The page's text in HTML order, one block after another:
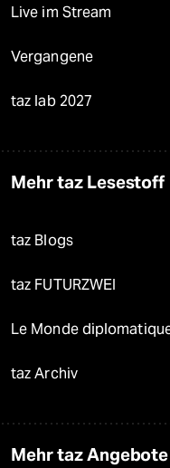
Live im Stream
Vergangene
taz lab 2027
Mehr taz Lesestoff
taz Blogs
taz FUTURZWEI
Le Monde
taz Archiv
Mehr taz Angebote